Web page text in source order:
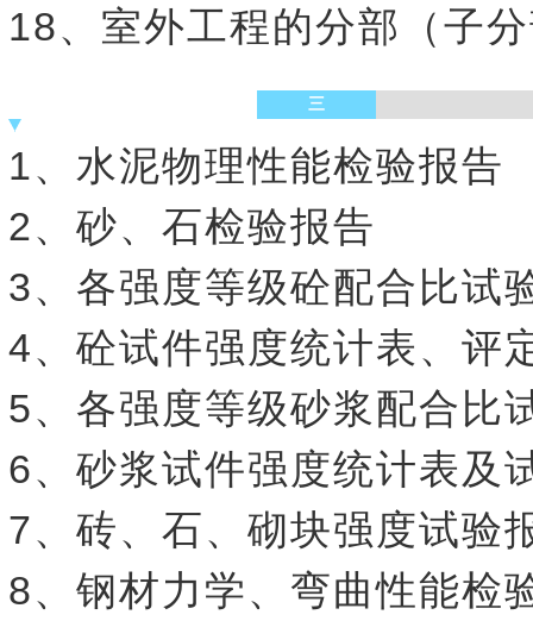
18、室外工程的分部（子
三
1、水泥物理性能检验报告
2、砂、石检验报告
3、各强度等级砼配合比试
4、砼试件强度统计表、评
5、各强度等级砂浆配合比
6、砂浆试件强度统计表及
7、砖、石、砌块强度试验
8、钢材力学、弯曲性能检